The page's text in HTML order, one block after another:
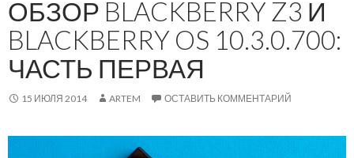
ОБЗОР BLACKBERRY Z3 И
BLACKBERRY OS 10.3.0.700:
ЧАСТЬ ПЕРВАЯ
15 ИЮЛЯ 2014 ARTEM ОСТАВИТЬ КОММЕНТАРИЙ